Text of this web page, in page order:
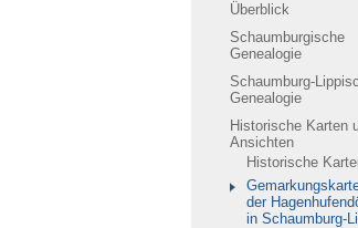
Überblick
Schaumburgische
Genealogie
Schaumburg-
Genealogie
Historische Karten
Ansichten
Historische
der
in Schaumburg-